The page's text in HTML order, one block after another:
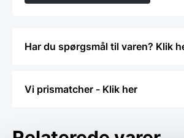
Har du spørgsmål til varen? Klik
Vi prismatcher - Klik her